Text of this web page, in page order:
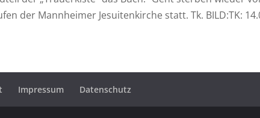
der Mannheimer Jesuitenkirche statt. Tk. BILD:TK:
Impressum Datenschutz